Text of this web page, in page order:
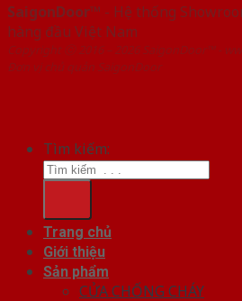
SaigonDoor™ - Hệ thống
hàng đầu Việt Nam
Copyright ⓒ 2016 – 2026 SaigonDoor™ -
Đơn vị chủ quản SaigonDoor
Tìm kiếm:
Trang chủ
Giới thiệu
Sản phẩm
CỬA CHỐNG CHÁY